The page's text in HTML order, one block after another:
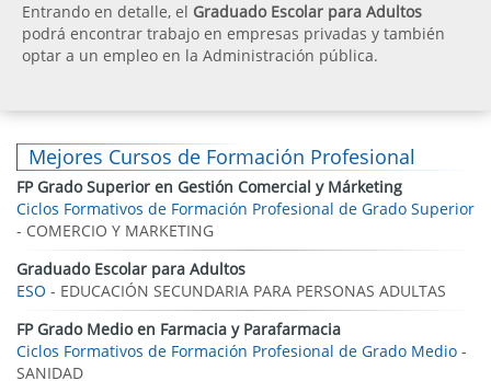
Entrando en detalle, el Graduado Escolar para Adultos
podrá encontrar trabajo en empresas privadas y también
optar a un empleo en la Administración pública.
Mejores Cursos de Formación Profesional
FP Grado Superior en Gestión Comercial y Márketing
Ciclos Formativos de Formación Profesional de Grado Superior
- COMERCIO Y MARKETING
Graduado Escolar para Adultos
ESO - EDUCACIÓN SECUNDARIA PARA PERSONAS ADULTAS
FP Grado Medio en Farmacia y Parafarmacia
Ciclos Formativos de Formación Profesional de Grado Medio -
SANIDAD